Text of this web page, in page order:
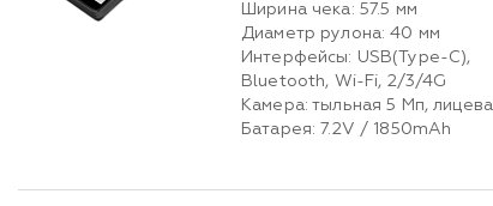
Ширина чека: 57.5 мм
Диаметр рулона: 40 мм
Интерфейсы: USB(Type-C),
Bluetooth, Wi-Fi, 2/3/4G
Камера: тыльная 5 Мп,
Батарея: 7.2V / 1850mAh